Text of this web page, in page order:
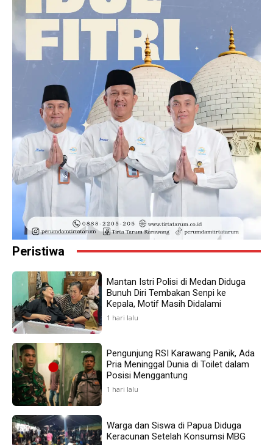
Peristiwa
Mantan Istri Polisi di Medan Diduga
Bunuh Diri Tembakan Senpi ke
Kepala, Motif Masih Didalami
1 hari lalu
Pengunjung RSI Karawang Panik, Ada
Pria Meninggal Dunia di Toilet dalam
Posisi Menggantung
1 hari lalu
Warga dan Siswa di Papua Diduga
Keracunan Setelah Konsumsi MBG